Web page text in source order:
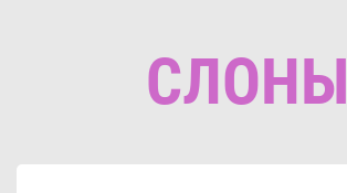
СЛОНЫ